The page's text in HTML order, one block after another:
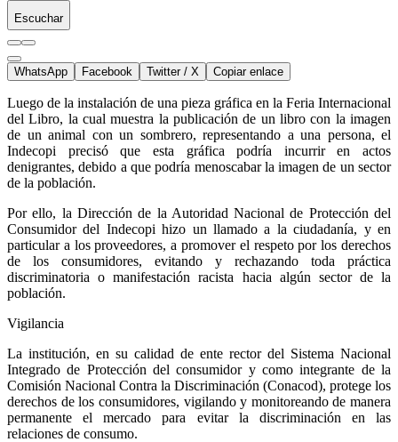
Escuchar
WhatsApp Facebook Twitter / X Copiar enlace
Luego de la instalación de una pieza gráfica en la Feria Internacional
del Libro, la cual muestra la publicación de un libro con la imagen
de un animal con un sombrero, representando a una persona, el
Indecopi precisó que esta gráfica podría incurrir en actos
denigrantes, debido a que podría menoscabar la imagen de un sector
de la población.
Por ello, la Dirección de la Autoridad Nacional de Protección del
Consumidor del Indecopi hizo un llamado a la ciudadanía, y en
particular a los proveedores, a promover el respeto por los derechos
de los consumidores, evitando y rechazando toda práctica
discriminatoria o manifestación racista hacia algún sector de la
población.
Vigilancia
La institución, en su calidad de ente rector del Sistema Nacional
Integrado de Protección del consumidor y como integrante de la
Comisión Nacional Contra la Discriminación (Conacod), protege los
derechos de los consumidores, vigilando y monitoreando de manera
permanente el mercado para evitar la discriminación en las
relaciones de consumo.